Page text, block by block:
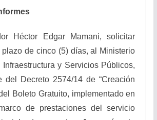
Héctor Edgar Mamani, solicitar
plazo de cinco (5) días, al Ministerio
y Servicios Públicos,
del Decreto 2574/14 de “Creación
Boleto Gratuito, implementado en
de prestaciones del servicio